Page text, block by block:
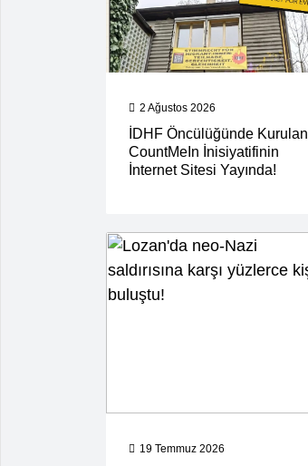
2 Ağustos 2026
İDHF Öncülüğünde Kurulan
CountMeIn İnisiyatifinin
İnternet Sitesi Yayında!
19 Temmuz 2026